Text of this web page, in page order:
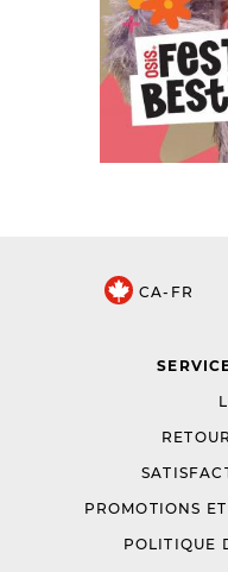
CA-FR
PROMOTIONS
POLITIQUE